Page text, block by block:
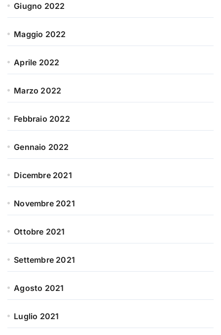
Giugno 2022
Maggio 2022
Aprile 2022
Marzo 2022
Febbraio 2022
Gennaio 2022
Dicembre 2021
Novembre 2021
Ottobre 2021
Settembre 2021
Agosto 2021
Luglio 2021